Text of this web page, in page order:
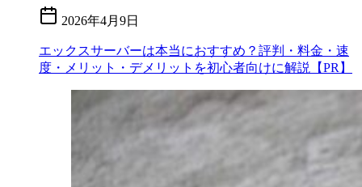
2026年4月9日
エックスサーバーは本当におすすめ？評判・料金・速
度・メリット・デメリットを初心者向けに解説【PR】